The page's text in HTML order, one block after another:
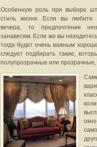
Особенную роль при выборе
стиль жизни. Если вы любите
вечера, то предпочтение
занавесям. Если же вы
тогда будет очень важным
следует подбирать такие,
полупрозрачные или прозрачные,